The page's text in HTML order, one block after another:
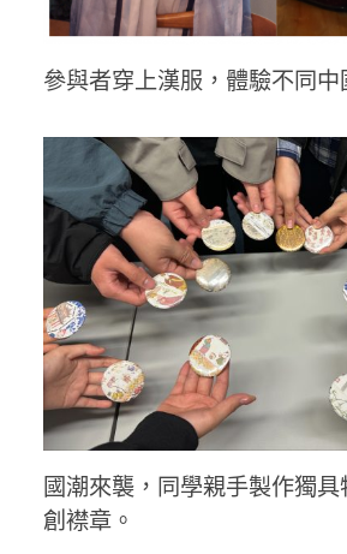
參與者穿上漢服，體驗不同中
國潮來襲，同學親手製作獨
創襟章。